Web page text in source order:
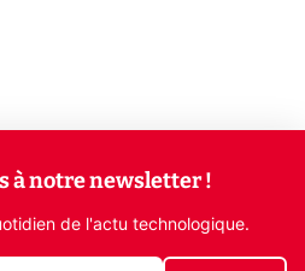
à notre newsletter !
de l'actu technologique.